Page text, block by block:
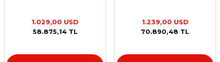
1.029,00 USD
58.875,14 TL
1.239,00 USD
70.890,48 TL